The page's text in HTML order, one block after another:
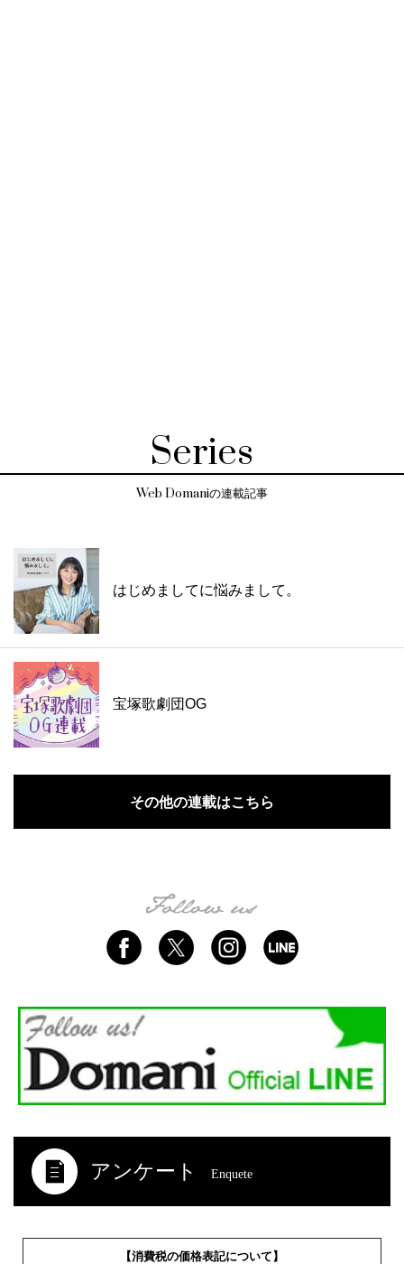
Series
Web Domaniの連載記事
はじめましてに悩みまして。
宝塚歌劇団OG
その他の連載はこちら
アンケート Enquete
【消費税の価格表記について】